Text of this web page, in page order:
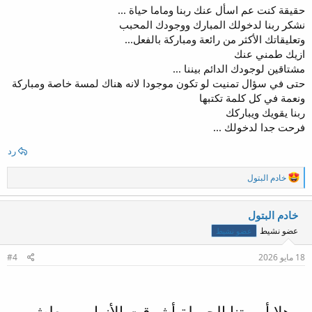
:
حقيقة كنت عم اسأل عنك ربنا وماما حياة ...
نشكر ربنا لدخولك المبارك ووجودك المحبب
وتعليقاتك الأكثر من رائعة ومباركة بالفعل...
ازيك طمني عنك
مشتاقين لوجودك الدائم بيننا ...
حتى في سؤال تمنيت لو تكون موجودا لانه هناك لمسة خاصة ومباركة
ونعمة في كل كلمة تكتبها
ربنا يقويك ويباركك
فرحت جدا لدخولك ...
رد
ا
ل
ت
ا
ع
ت
خادم البتول
خادم البتول
عضو نشيط عضو نشيط
18 مايو 2026 #4